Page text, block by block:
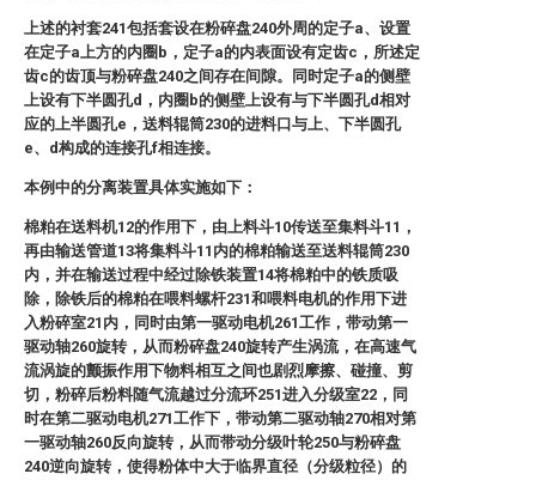
上述的衬套241包括套设在粉碎盘240外周的定子a、设置
在定子a上方的内圈b，定子a的内表面设有定齿c，所述定
齿c的齿顶与粉碎盘240之间存在间隙。同时定子a的侧壁
上设有下半圆孔d，内圈b的侧壁上设有与下半圆孔d相对
应的上半圆孔e，送料辊筒230的进料口与上、下半圆孔
e、d构成的连接孔f相连接。
本例中的分离装置具体实施如下：
棉粕在送料机12的作用下，由上料斗10传送至集料斗11，
再由输送管道13将集料斗11内的棉粕输送至送料辊筒230
内，并在输送过程中经过除铁装置14将棉粕中的铁质吸
除，除铁后的棉粕在喂料螺杆231和喂料电机的作用下进
入粉碎室21内，同时由第一驱动电机261工作，带动第一
驱动轴260旋转，从而粉碎盘240旋转产生涡流，在高速气
流涡旋的颤振作用下物料相互之间也剧烈摩擦、碰撞、剪
切，粉碎后粉料随气流越过分流环251进入分级室22，同
时在第二驱动电机271工作下，带动第二驱动轴270相对第
一驱动轴260反向旋转，从而带动分级叶轮250与粉碎盘
240逆向旋转，使得粉体中大于临界直径（分级粒径）的